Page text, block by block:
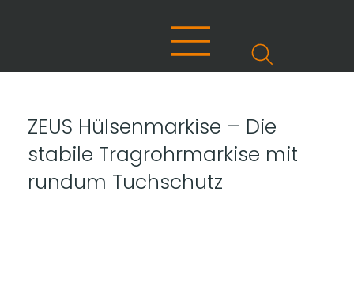
ZEUS Hülsenmarkise – Die
stabile Tragrohrmarkise mit
rundum Tuchschutz